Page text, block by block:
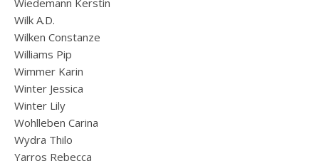
Wiedemann Kerstin
Wilk A.D.
Wilken Constanze
Williams Pip
Wimmer Karin
Winter Jessica
Winter Lily
Wohlleben Carina
Wydra Thilo
Yarros Rebecca